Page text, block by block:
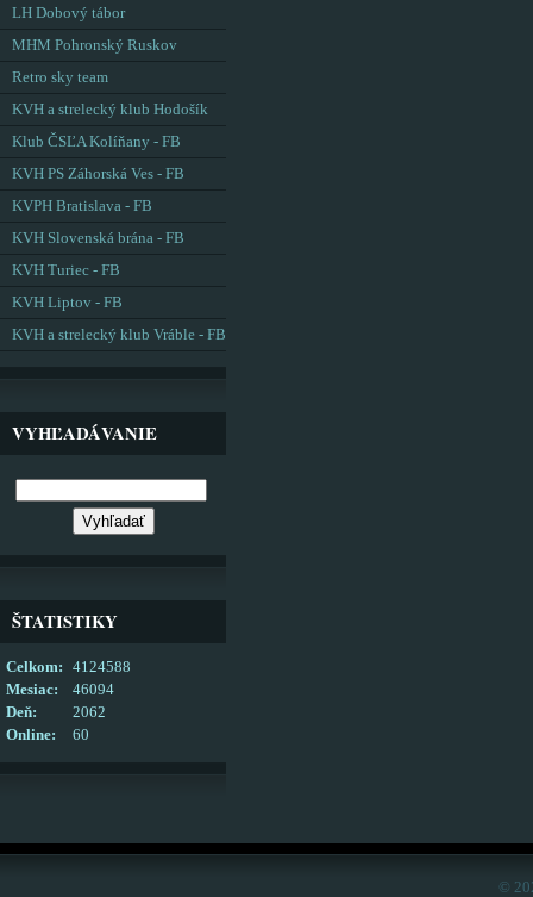
LH Dobový tábor
MHM Pohronský Ruskov
Retro sky team
KVH a strelecký klub Hodošík
Klub ČSĽA Kolíňany - FB
KVH PS Záhorská Ves - FB
KVPH Bratislava - FB
KVH Slovenská brána - FB
KVH Turiec - FB
KVH Liptov - FB
KVH a strelecký klub Vráble - FB
VYHĽADÁVANIE
ŠTATISTIKY
Online: 60
Celkom:
4124588
Mesiac:
46094
Deň:
2062
©